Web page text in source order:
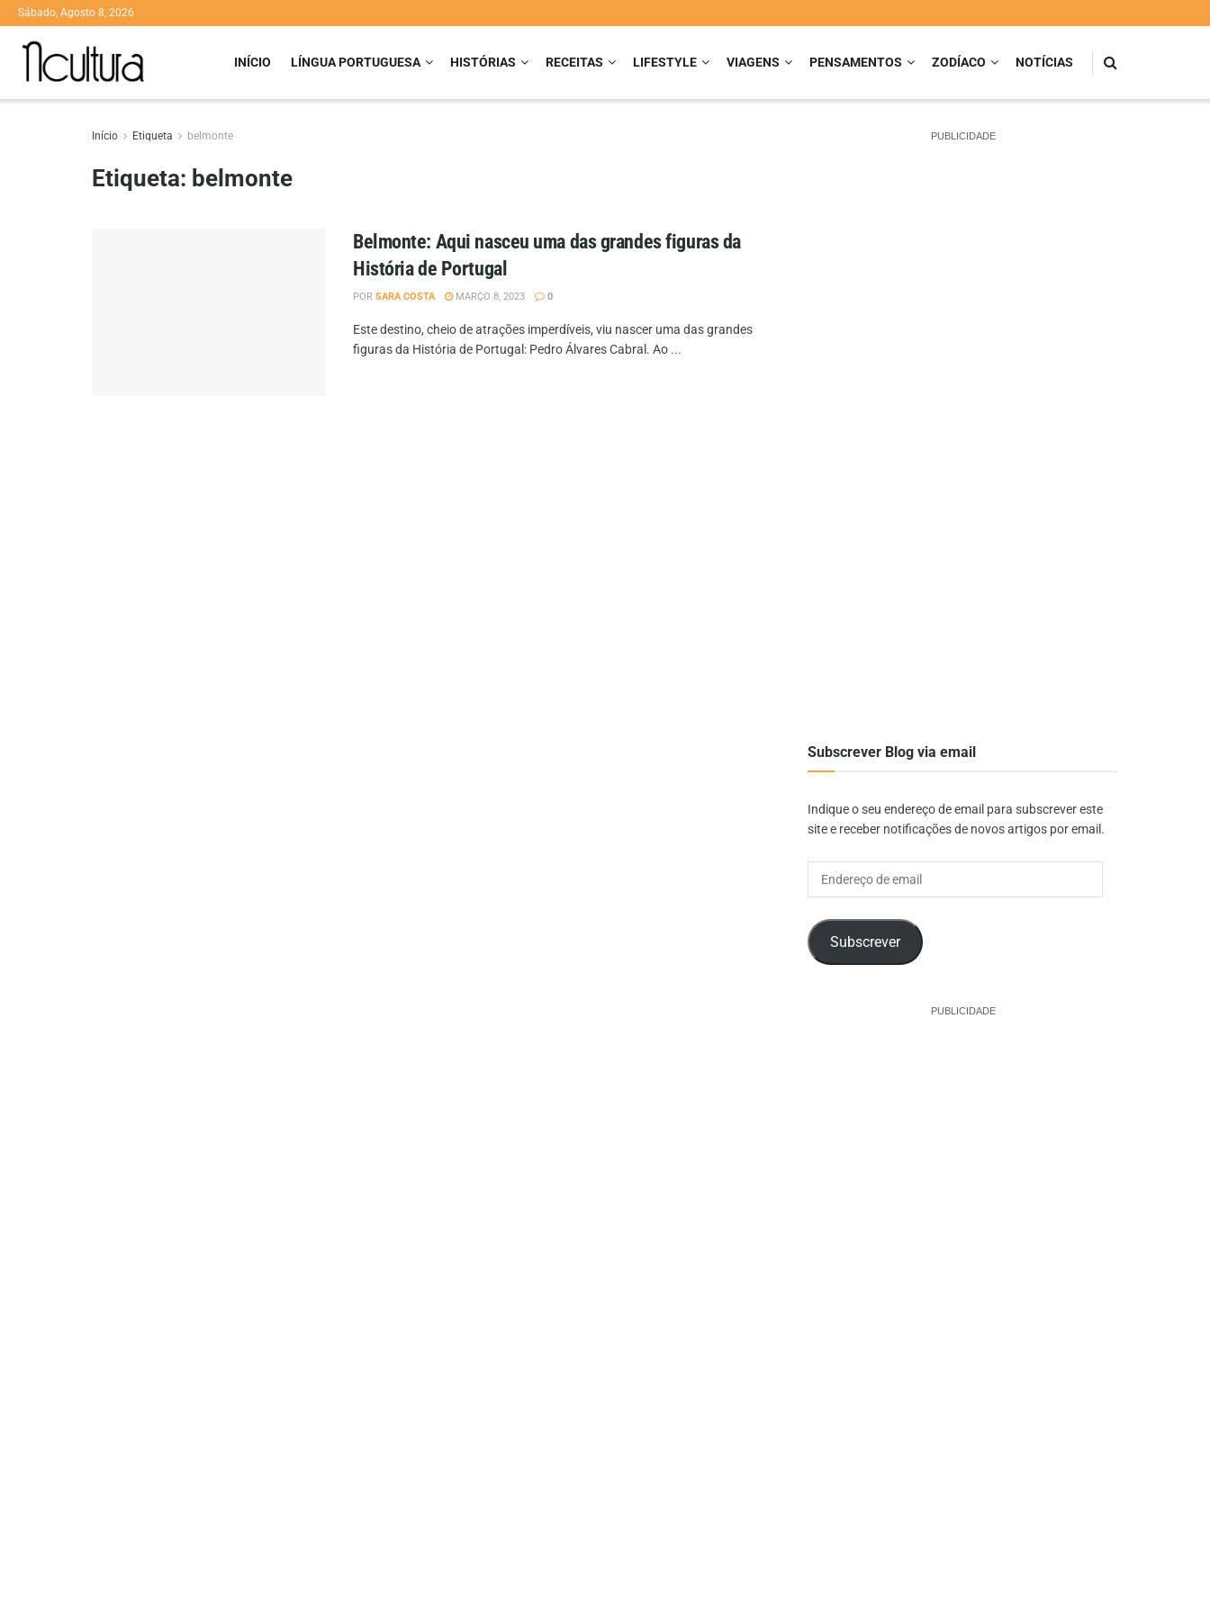
Sábado, Agosto 8, 2026
INÍCIO LÍNGUA PORTUGUESA HISTÓRIAS RECEITAS LIFESTYLE VIAGENS PENSAMENTOS ZODÍACO NOTÍCIAS
Início Etiqueta belmonte
Etiqueta: belmonte
Belmonte: Aqui nasceu uma das grandes figuras da
História de Portugal
POR SARA COSTA MARÇO 8, 2023 0
Este destino, cheio de atrações imperdíveis, viu nascer uma das grandes
figuras da História de Portugal: Pedro Álvares Cabral. Ao ...
PUBLICIDADE
Subscrever Blog via email
Indique o seu endereço de email para subscrever este
site e receber notificações de novos artigos por email.
Subscrever
PUBLICIDADE